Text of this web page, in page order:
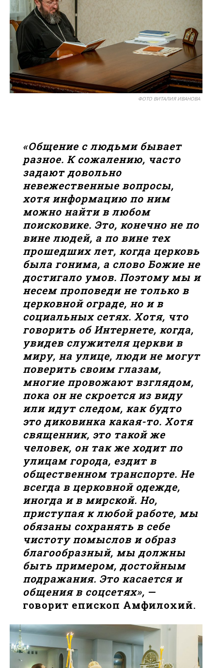
ФОТО ВИТАЛИЯ ИВАНОВА
«Общение с людьми бывает
разное. К сожалению, часто
задают довольно
невежественные вопросы,
хотя информацию по ним
можно найти в любом
поисковике. Это, конечно не по
вине людей, а по вине тех
прошедших лет, когда церковь
была гонима, а слово Божие не
достигало умов. Поэтому мы и
несем проповеди не только в
церковной ограде, но и в
социальных сетях. Хотя, что
говорить об Интернете, когда,
увидев служителя церкви в
миру, на улице, люди не могут
поверить своим глазам,
многие провожают взглядом,
пока он не скроется из виду
или идут следом, как будто
это диковинка какая-то. Хотя
священник, это такой же
человек, он так же ходит по
улицам города, ездит в
общественном транспорте. Не
всегда в церковной одежде,
иногда и в мирской. Но,
приступая к любой работе, мы
обязаны сохранять в себе
чистоту помыслов и образ
благообразный, мы должны
быть примером, достойным
подражания. Это касается и
общения в соцсетях», —
говорит епископ Амфилохий.